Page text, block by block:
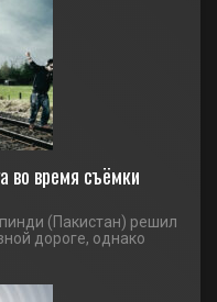
во время съёмки
(Пакистан) решил
дороге, однако